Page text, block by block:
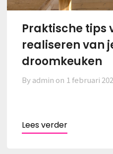
Praktische tips
realiseren van
droomkeuken
By admin on 1 februari